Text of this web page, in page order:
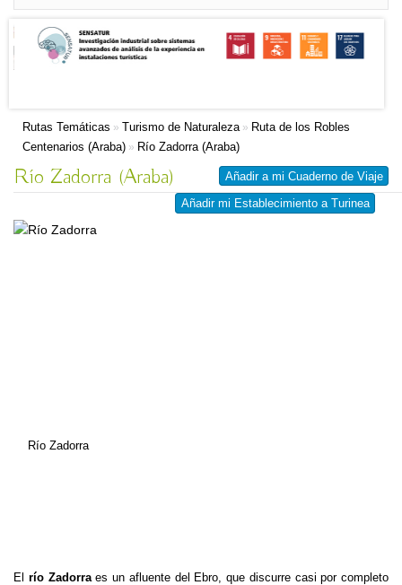
Rutas Temáticas » Turismo de Naturaleza» Ruta de los Robles
Centenarios (Araba) » Río Zadorra (Araba)
Añadir a mi Cuaderno de Viaje
Añadir mi Establecimiento a Turinea
Río Zadorra (Araba)
Río Zadorra
El río Zadorraes un afluente del Ebro, que discurre casi por completo